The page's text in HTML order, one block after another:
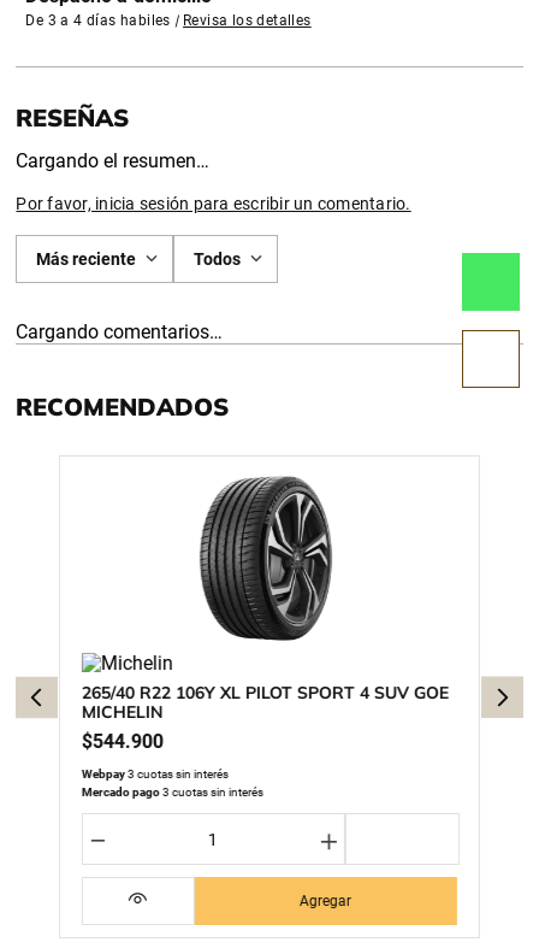
De 3 a 4 días habiles | Revisa los detalles
Cargando el resumen…
Por favor, inicia sesión para escribir un comentario.
Más reciente Todos
Cargando comentarios…
RECOMENDADOS
265/40 R22 106Y XL PILOT SPORT 4 SUV GOE
MICHELIN
$544.900
Webpay3 cuotas sin interés
Mercado pago3 cuotas sin interés
＋
－
Agregar